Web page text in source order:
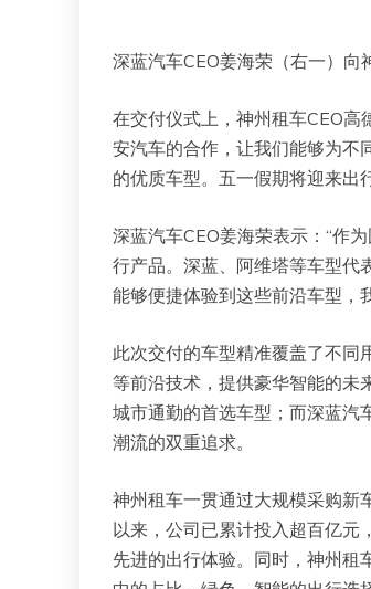
深蓝汽车CEO姜海荣（右一）向
在交付仪式上，神州租车CEO高
安汽车的合作，让我们能够为不
的优质车型。五一假期将迎来出
深蓝汽车CEO姜海荣表示：“作
行产品。深蓝、阿维塔等车型代
能够便捷体验到这些前沿车型，
此次交付的车型精准覆盖了不同
等前沿技术，提供豪华智能的未
城市通勤的首选车型；而深蓝汽
潮流的双重追求。
神州租车一贯通过大规模采购新
以来，公司已累计投入超百亿元
先进的出行体验。同时，神州租